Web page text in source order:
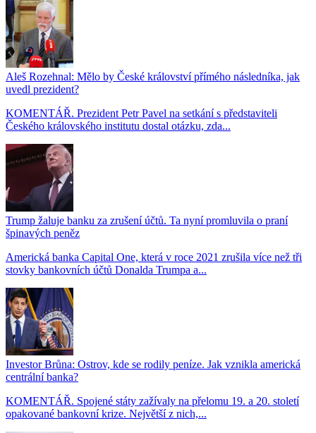
Aleš Rozehnal: Mělo by České království přímého následníka, jak
uvedl prezident?
KOMENTÁŘ. Prezident Petr Pavel na setkání s představiteli
Českého královského institutu dostal otázku, zda...
Trump žaluje banku za zrušení účtů. Ta nyní promluvila o praní
špinavých peněz
Americká banka Capital One, která v roce 2021 zrušila více než tři
stovky bankovních účtů Donalda Trumpa a...
Investor Brůna: Ostrov, kde se rodily peníze. Jak vznikla americká
centrální banka?
KOMENTÁŘ. Spojené státy zažívaly na přelomu 19. a 20. století
opakované bankovní krize. Největší z nich,...